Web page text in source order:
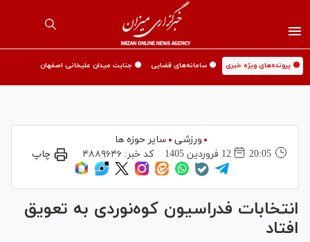
🟡 پرونده‌های ویژه خبری 🟡 سامانه‌های قضایی 🟡 جنایت میدان علیخانی اصفهان
ورزشی
سایر حوزه ها
20:05
12 فروردين 1405 کد خبر: ۴۸۸۹۶۴۶ چاپ
انتخابات فدراسیون کوه‌نوردی به تعویق
افتاد